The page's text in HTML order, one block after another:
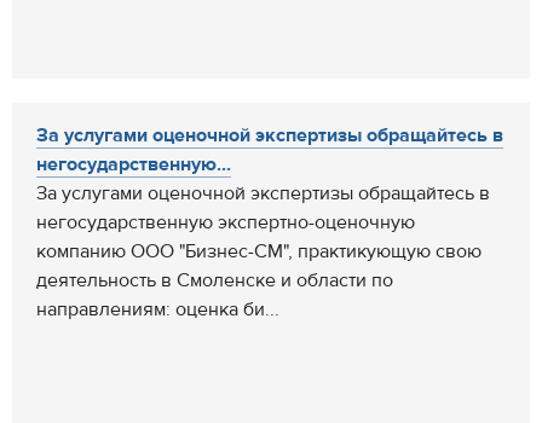
За услугами оценочной экспертизы обращайтесь в
негосударственную...
За услугами оценочной экспертизы обращайтесь в
негосударственную экспертно-оценочную
компанию ООО "Бизнес-СМ", практикующую свою
деятельность в Смоленске и области по
направлениям: оценка би...